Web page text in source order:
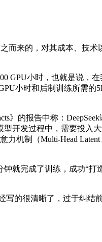
而来的，对其成本、技术
GPU小时，也就是说，在
小时和后制训练所需的
》的报告中称：
开发过程中，需要投入大
机制（Multi-Head Latent
就完成了训练，成功“打
的很清晰了，过于纠结